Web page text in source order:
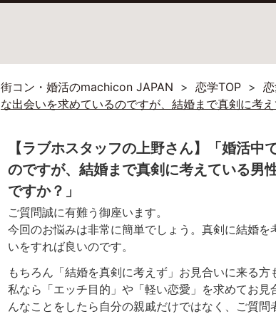
街コン・婚活のmachicon JAPAN 恋学TOP
な出会いを求めているのですが、結婚まで真剣に考
【ラブホスタッフの上野さん】「婚活中
のですが、結婚まで真剣に考えている男
ですか？」
ご質問誠に有難う御座います。
今回のお悩みは非常に簡単でしょう。真剣に結婚
いをすれば良いのです。
もちろん「結婚を真剣に考えず」お見合いに来る
私なら「エッチ目的」や「軽い恋愛」を求めてお
んなことをしたら自分の親戚だけではなく、ご質